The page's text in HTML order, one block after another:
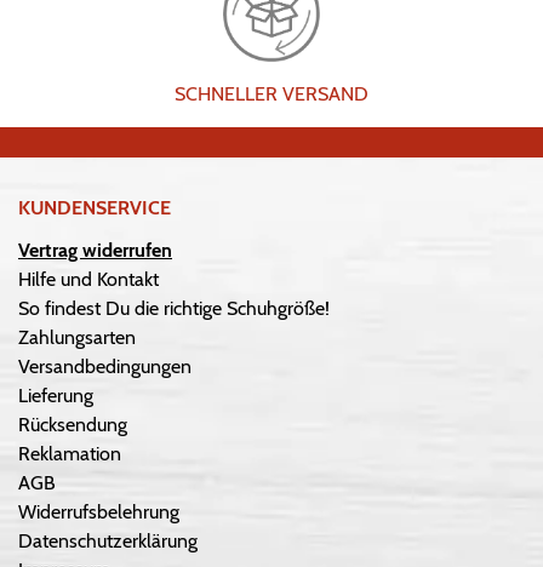
SCHNELLER VERSAND
KUNDENSERVICE
Vertrag widerrufen
Hilfe und Kontakt
So findest Du die richtige Schuhgröße!
Zahlungsarten
Versandbedingungen
Lieferung
Rücksendung
Reklamation
AGB
Widerrufsbelehrung
Datenschutzerklärung